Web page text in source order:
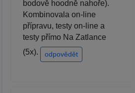
bodově hoodně nahoře).
Kombinovala on-line
přípravu, testy on-line a
testy přímo Na Zatlance
(5x).
odpovědět